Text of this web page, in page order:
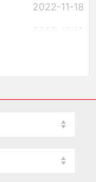
2022-11-18
2022-11-18